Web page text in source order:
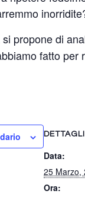
si propone di
fatto per
DETTAGLI
Data:
25 Marzo,
Ora: